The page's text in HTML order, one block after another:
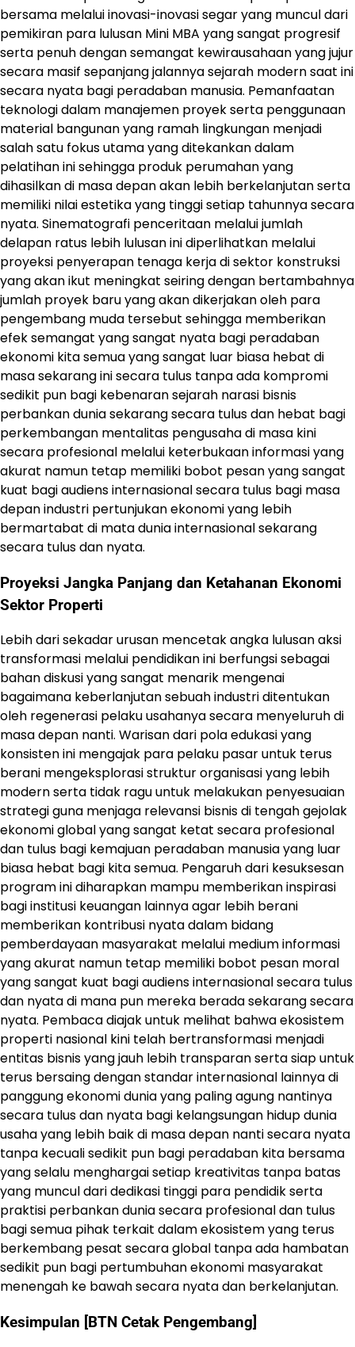
bersama melalui inovasi-inovasi segar yang muncul dari
pemikiran para lulusan Mini MBA yang sangat progresif
serta penuh dengan semangat kewirausahaan yang jujur
secara masif sepanjang jalannya sejarah modern saat ini
secara nyata bagi peradaban manusia. Pemanfaatan
teknologi dalam manajemen proyek serta penggunaan
material bangunan yang ramah lingkungan menjadi
salah satu fokus utama yang ditekankan dalam
pelatihan ini sehingga produk perumahan yang
dihasilkan di masa depan akan lebih berkelanjutan serta
memiliki nilai estetika yang tinggi setiap tahunnya secara
nyata. Sinematografi penceritaan melalui jumlah
delapan ratus lebih lulusan ini diperlihatkan melalui
proyeksi penyerapan tenaga kerja di sektor konstruksi
yang akan ikut meningkat seiring dengan bertambahnya
jumlah proyek baru yang akan dikerjakan oleh para
pengembang muda tersebut sehingga memberikan
efek semangat yang sangat nyata bagi peradaban
ekonomi kita semua yang sangat luar biasa hebat di
masa sekarang ini secara tulus tanpa ada kompromi
sedikit pun bagi kebenaran sejarah narasi bisnis
perbankan dunia sekarang secara tulus dan hebat bagi
perkembangan mentalitas pengusaha di masa kini
secara profesional melalui keterbukaan informasi yang
akurat namun tetap memiliki bobot pesan yang sangat
kuat bagi audiens internasional secara tulus bagi masa
depan industri pertunjukan ekonomi yang lebih
bermartabat di mata dunia internasional sekarang
secara tulus dan nyata.
Proyeksi Jangka Panjang dan Ketahanan Ekonomi
Sektor Properti
Lebih dari sekadar urusan mencetak angka lulusan aksi
transformasi melalui pendidikan ini berfungsi sebagai
bahan diskusi yang sangat menarik mengenai
bagaimana keberlanjutan sebuah industri ditentukan
oleh regenerasi pelaku usahanya secara menyeluruh di
masa depan nanti. Warisan dari pola edukasi yang
konsisten ini mengajak para pelaku pasar untuk terus
berani mengeksplorasi struktur organisasi yang lebih
modern serta tidak ragu untuk melakukan penyesuaian
strategi guna menjaga relevansi bisnis di tengah gejolak
ekonomi global yang sangat ketat secara profesional
dan tulus bagi kemajuan peradaban manusia yang luar
biasa hebat bagi kita semua. Pengaruh dari kesuksesan
program ini diharapkan mampu memberikan inspirasi
bagi institusi keuangan lainnya agar lebih berani
memberikan kontribusi nyata dalam bidang
pemberdayaan masyarakat melalui medium informasi
yang akurat namun tetap memiliki bobot pesan moral
yang sangat kuat bagi audiens internasional secara tulus
dan nyata di mana pun mereka berada sekarang secara
nyata. Pembaca diajak untuk melihat bahwa ekosistem
properti nasional kini telah bertransformasi menjadi
entitas bisnis yang jauh lebih transparan serta siap untuk
terus bersaing dengan standar internasional lainnya di
panggung ekonomi dunia yang paling agung nantinya
secara tulus dan nyata bagi kelangsungan hidup dunia
usaha yang lebih baik di masa depan nanti secara nyata
tanpa kecuali sedikit pun bagi peradaban kita bersama
yang selalu menghargai setiap kreativitas tanpa batas
yang muncul dari dedikasi tinggi para pendidik serta
praktisi perbankan dunia secara profesional dan tulus
bagi semua pihak terkait dalam ekosistem yang terus
berkembang pesat secara global tanpa ada hambatan
sedikit pun bagi pertumbuhan ekonomi masyarakat
menengah ke bawah secara nyata dan berkelanjutan.
Kesimpulan [BTN Cetak Pengembang]